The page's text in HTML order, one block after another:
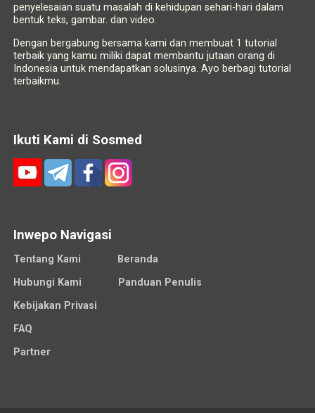
penyelesaian suatu masalah di kehidupan sehari-hari dalam
bentuk teks, gambar. dan video.
Dengan bergabung bersama kami dan membuat 1 tutorial
terbaik yang kamu miliki dapat membantu jutaan orang di
Indonesia untuk mendapatkan solusinya. Ayo berbagi tutorial
terbaikmu.
Ikuti Kami di Sosmed
Inwepo Navigasi
Tentang Kami
Beranda
Hubungi Kami
Panduan Penulis
Kebijakan Privasi
FAQ
Partner